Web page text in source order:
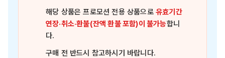
해당 상품은프로모션 전용 상품으로유효기간
연장·취소·환불(잔액 환불 포함)이 불가능합니
다.
구매 전 반드시 참고하시기 바랍니다.